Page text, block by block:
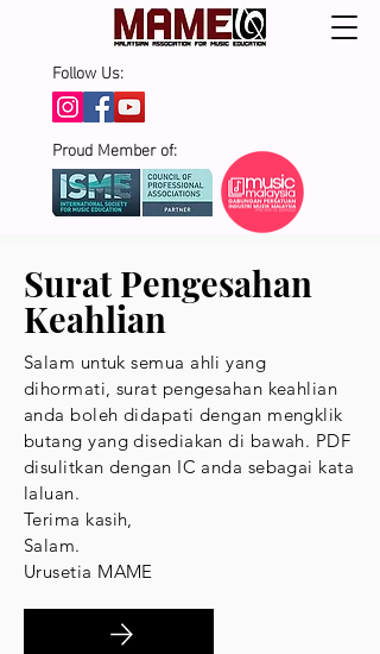
Follow Us:
Proud Member of:
Surat Pengesahan
Keahlian
Salam untuk semua ahli yang
dihormati, surat pengesahan keahlian
anda boleh didapati dengan mengklik
butang yang disediakan di bawah. PDF
disulitkan dengan IC anda sebagai kata
laluan.
Terima kasih,
Salam.
Urusetia MAME